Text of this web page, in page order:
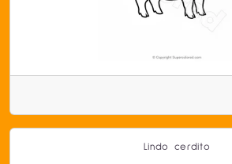
Lindo cerdito